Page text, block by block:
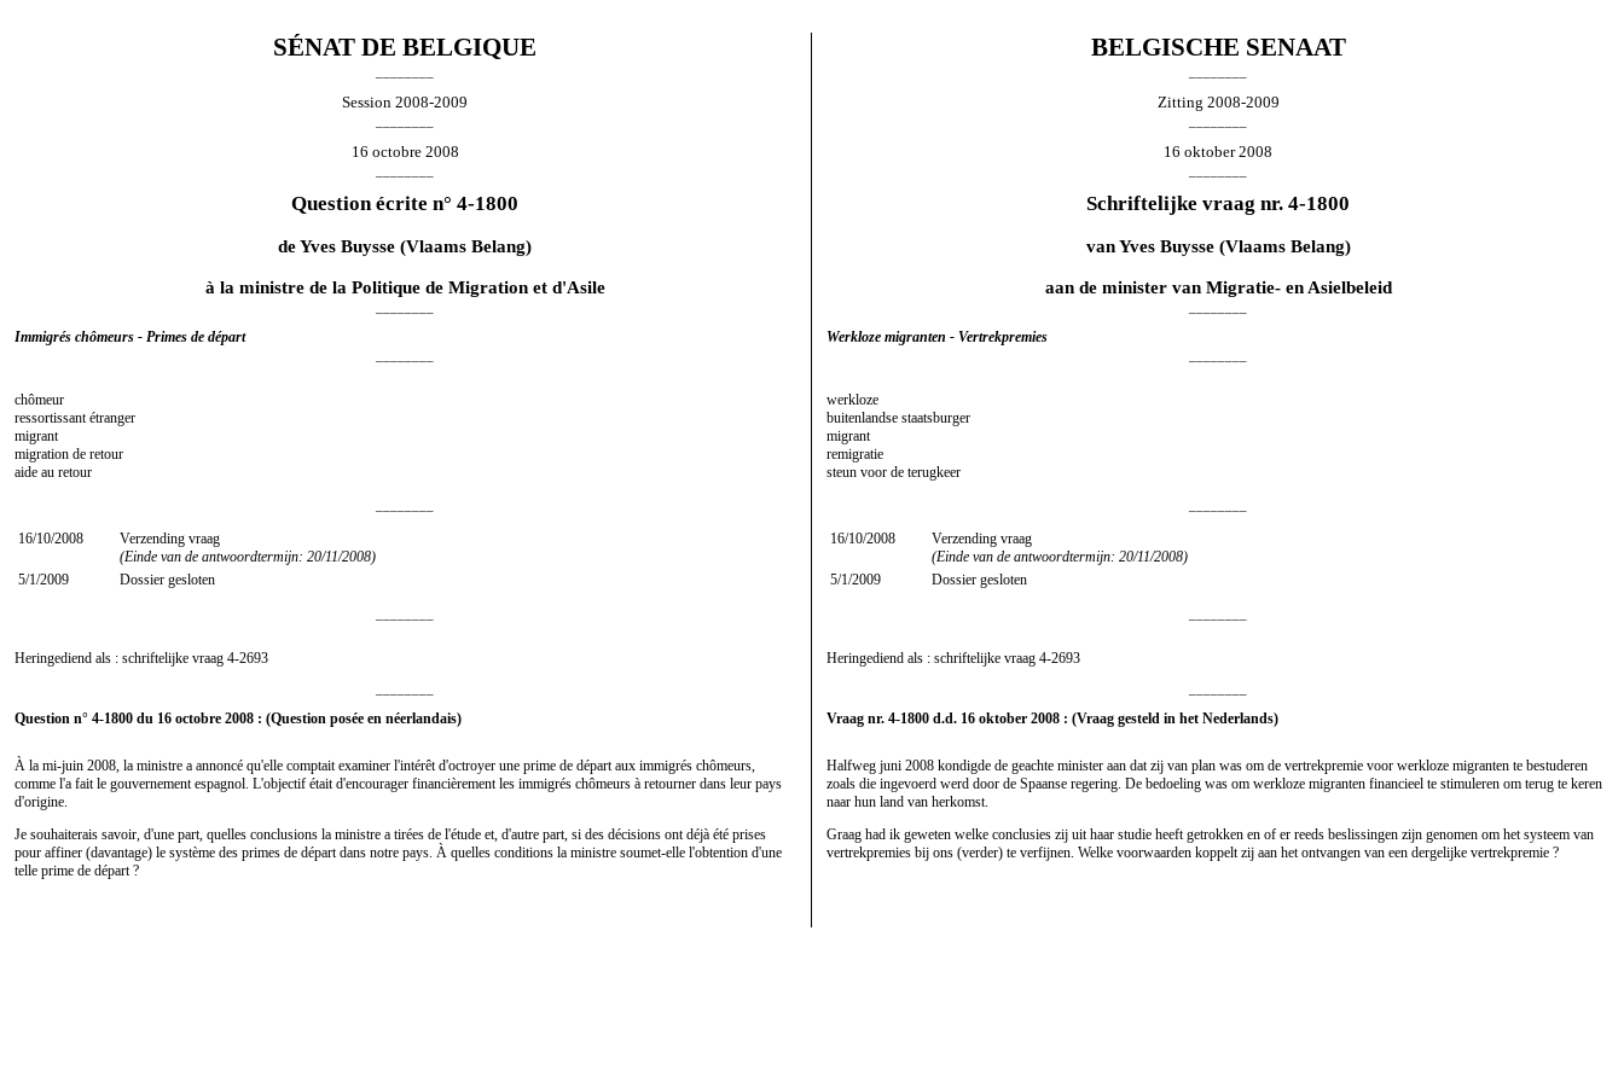
SÉNAT DE BELGIQUE BELGISCHE SENAAT
Session 2008-2009 Zitting 2008-2009
16 octobre 2008 16 oktober 2008
Question écrite n° 4-1800 Schriftelijke vraag nr. 4-1800
deYves Buysse (Vlaams Belang) vanYves Buysse(Vlaams Belang)
à la ministre de la Politique de Migration et d'Asile aan de minister van Migratie- en Asielbeleid
Immigrés chômeurs - Primes de départ Werkloze migranten - Vertrekpremies
chômeur
ressortissant étranger
migrant
migration de retour
aide au retour
werkloze
buitenlandse staatsburger
migrant
remigratie
steun voor de terugkeer
16/10/2008
Verzending vraag
(Einde van de antwoordtermijn: 20/11/2008)
5/1/2009
Dossier gesloten
16/10/2008
Verzending vraag
(Einde van de antwoordtermijn: 20/11/2008)
5/1/2009
Dossier gesloten
Heringediend als : schriftelijke vraag 4-2693 Heringediend als : schriftelijke vraag 4-2693
Question n° 4-1800 du 16 octobre 2008 : (Question posée en néerlandais) Vraag nr. 4-1800 d.d. 16 oktober 2008 : (Vraag gesteld in het Nederlands)
À la mi-juin 2008, la ministre a annoncé qu'elle comptait examiner l'intérêt d'octroyer une prime de départ aux immigrés chômeurs,
comme l'a fait le gouvernement espagnol. L'objectif était d'encourager financièrement les immigrés chômeurs à retourner dans leur pays
d'origine.
Je souhaiterais savoir, d'une part, quelles conclusions la ministre a tirées de l'étude et, d'autre part, si des décisions ont déjà été prises
pour affiner (davantage) le système des primes de départ dans notre pays. À quelles conditions la ministre soumet-elle l'obtention d'une
telle prime de départ ?
Halfweg juni 2008 kondigde de geachte minister aan dat zij van plan was om de vertrekpremie voor werkloze migranten te bestuderen
zoals die ingevoerd werd door de Spaanse regering. De bedoeling was om werkloze migranten financieel te stimuleren om terug te keren
naar hun land van herkomst.
Graag had ik geweten welke conclusies zij uit haar studie heeft getrokken en of er reeds beslissingen zijn genomen om het systeem van
vertrekpremies bij ons (verder) te verfijnen. Welke voorwaarden koppelt zij aan het ontvangen van een dergelijke vertrekpremie ?